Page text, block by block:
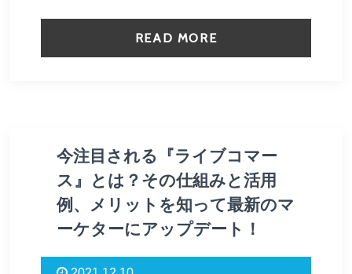
READ MORE
今注目される『ライブコマー
ス』とは？その仕組みと活用
例、メリットを知って最新のマ
ーケターにアップデート！